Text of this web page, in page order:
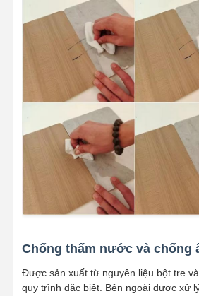
Chống thấm nước và chống
Được sản xuất từ nguyên liệu bột tre
quy trình đặc biệt. Bên ngoài được xử